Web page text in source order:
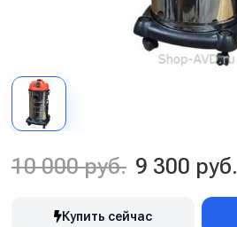
10 000 руб. 9 300 руб.
Купить сейчас